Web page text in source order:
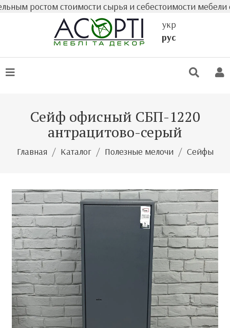
стоимости сырья и себестоимости мебели
укр
рус
Сейф офисный СБП-1220
антрацитово-серый
Главная Каталог Полезные мелочи Сейфы